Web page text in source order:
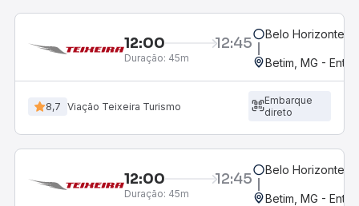
12:00 12:45
Duração: 45m
Belo Horizonte,
Betim, MG -
8,7 Viação Teixeira Turismo
Embarque
direto
12:00 12:45
Duração: 45m
Belo Horizonte,
Betim, MG -